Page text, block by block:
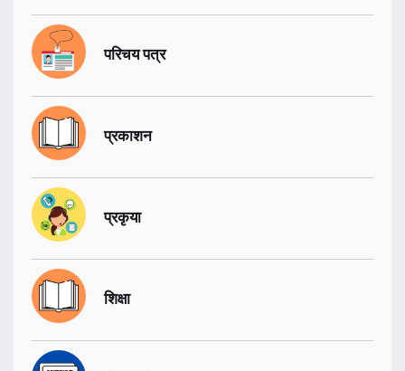
परिचय पत्र
प्रकाशन
प्रकृया
शिक्षा